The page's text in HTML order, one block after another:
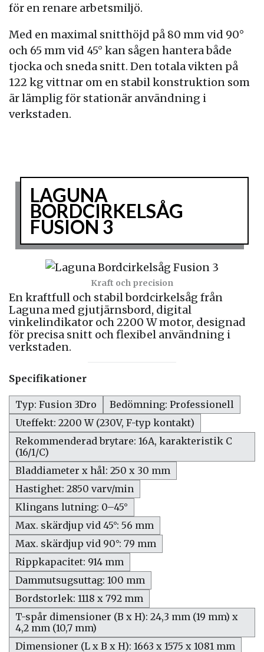
för en renare arbetsmiljö.
Med en maximal snitthöjd på 80 mm vid 90°
och 65 mm vid 45° kan sågen hantera både
tjocka och sneda snitt. Den totala vikten på
122 kg vittnar om en stabil konstruktion som
är lämplig för stationär användning i
verkstaden.
Kraft och precision
LAGUNA
BORDCIRKELSÅG
FUSION 3
En kraftfull och stabil bordcirkelsåg från
Laguna med gjutjärnsbord, digital
vinkelindikator och 2200 W motor, designad
för precisa snitt och flexibel användning i
verkstaden.
Specifikationer
Typ: Fusion 3Dro
Bedömning: Professionell
Uteffekt: 2200 W (230V, F-typ kontakt)
Rekommenderad brytare: 16A, karakteristik C
(16/1/C)
Bladdiameter x hål: 250 x 30 mm
Hastighet: 2850 varv/min
Klingans lutning: 0–45°
Max. skärdjup vid 45°: 56 mm
Max. skärdjup vid 90°: 79 mm
Rippkapacitet: 914 mm
Dammutsugsuttag: 100 mm
Bordstorlek: 1118 x 792 mm
T-spår dimensioner (B x H): 24,3 mm (19 mm) x
4,2 mm (10,7 mm)
Dimensioner (L x B x H): 1663 x 1575 x 1081 mm